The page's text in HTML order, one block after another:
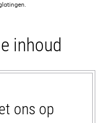
inhoud
ons op